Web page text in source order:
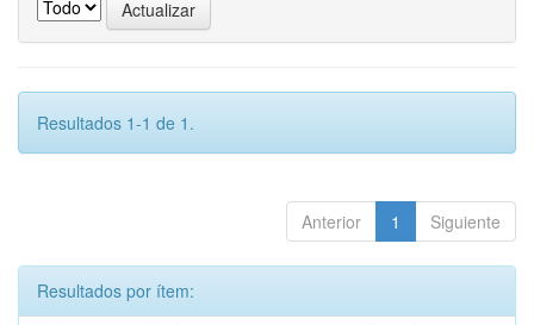
Resultados 1-1 de 1.
Anterior 1 Siguiente
Resultados por ítem: